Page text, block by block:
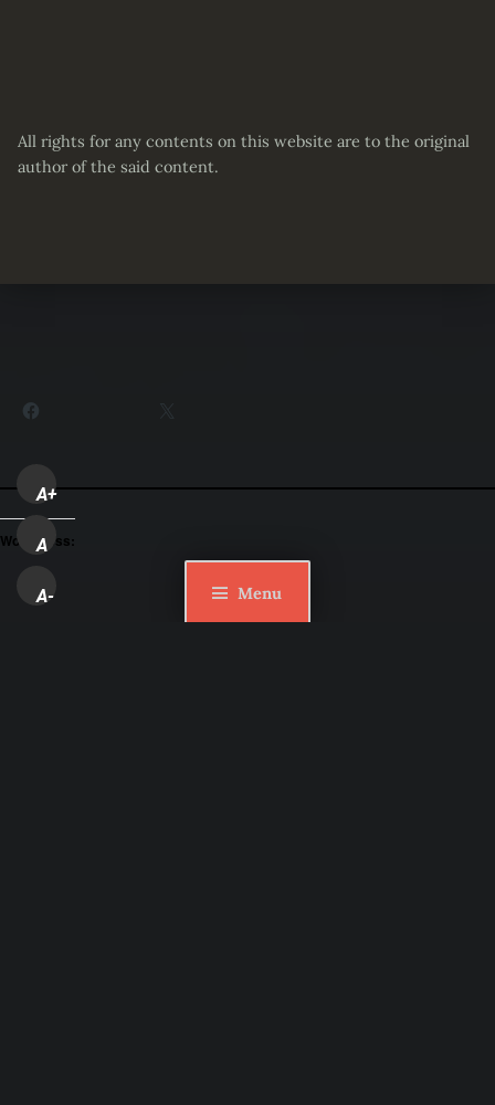
Menu
All rights for any contents on this website are to the original
author of the said content.
A+
A
A-
WordPress: